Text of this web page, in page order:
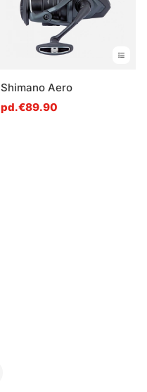
Shimano Aero
pd.€89.90